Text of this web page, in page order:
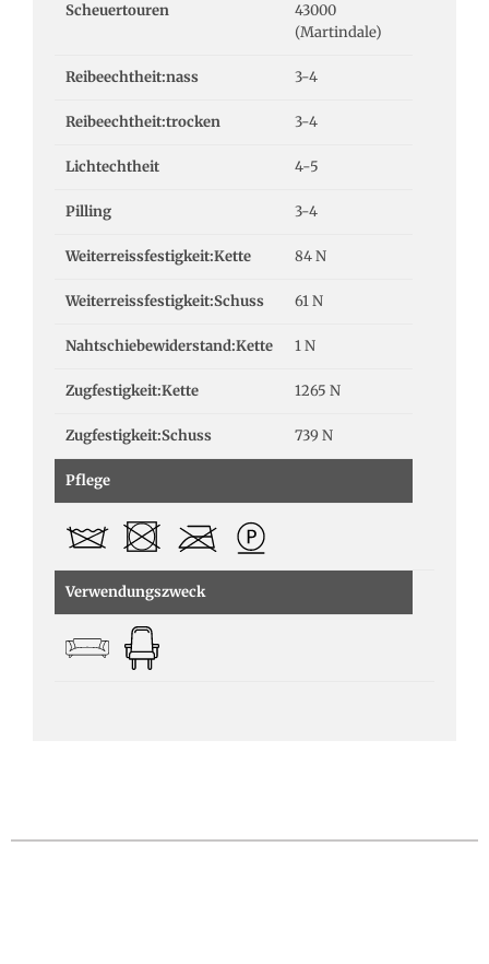
Scheuertouren
43000
(Martindale)
Reibeechtheit:nass 3-4
Reibeechtheit:trocken 3-4
Lichtechtheit 4-5
Pilling 3-4
Weiterreissfestigkeit:Kette 84 N
Weiterreissfestigkeit:Schuss 61 N
Nahtschiebewiderstand:Kette 1 N
Zugfestigkeit:Kette 1265 N
Zugfestigkeit:Schuss 739 N
Pflege
Verwendungszweck